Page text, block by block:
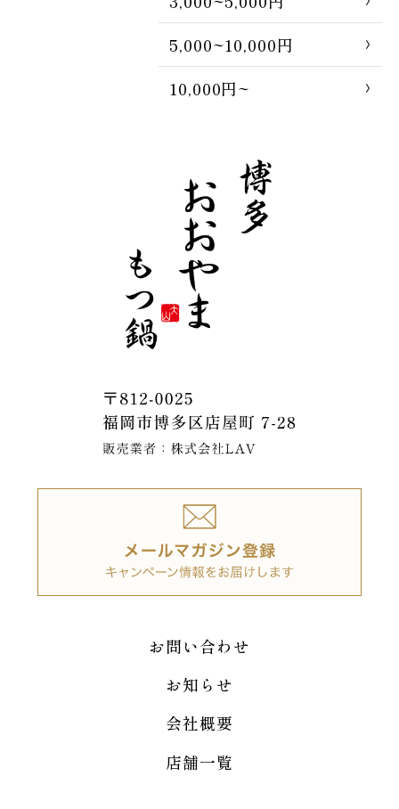
5,000~10,000円
10,000円~
お問い合わせ
お知らせ
会社概要
店舗一覧